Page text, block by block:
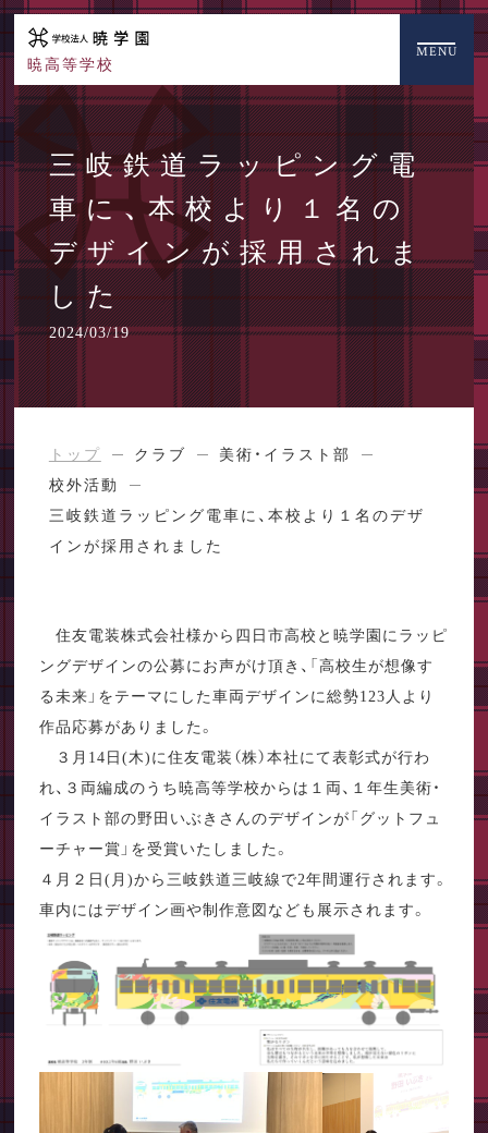
暁高等学校
MENU
三岐鉄道ラッピング電
車に、本校より１名の
デザインが採用されま
した
2024/03/19
トップ クラブ
美術・イラスト部
校外活動
三岐鉄道ラッピング電車に、本校より１名のデザ
インが採用されました
住友電装株式会社様から四日市高校と暁学園にラッピ
ングデザインの公募にお声がけ頂き、「高校生が想像す
る未来」をテーマにした車両デザインに総勢123人より
作品応募がありました。
３月14日(木)に住友電装（株）本社にて表彰式が行わ
れ、３両編成のうち暁高等学校からは１両、１年生美術・
イラスト部の野田いぶきさんのデザインが「グットフュ
ーチャー賞」を受賞いたしました。
４月２日(月)から三岐鉄道三岐線で2年間運行されます。
車内にはデザイン画や制作意図なども展示されます。